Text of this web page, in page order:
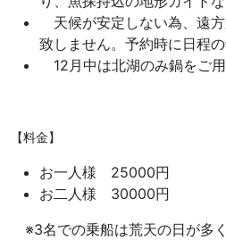
天候が安定しない為、遠
致しません。予約時に日程
12月中は北湖のみ鍋をご用
【料金】
お一人様 25000円
お二人様 30000円
※3名での乗船は荒天の日が多